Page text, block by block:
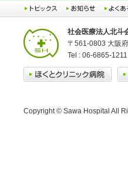
社会医療法人北斗
〒561-0803 大阪
Tel : 06-6865-
Copyright © Sawa Hospital All